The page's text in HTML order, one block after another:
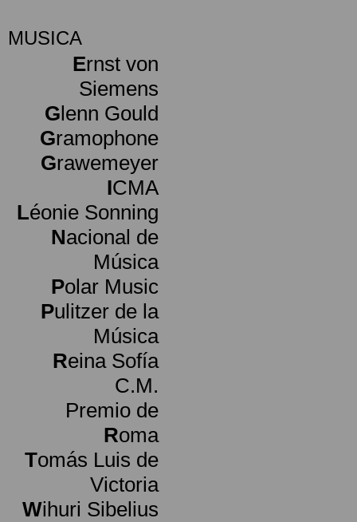
MUSICA
Ernst von
Siemens
Glenn Gould
Gramophone
Grawemeyer
ICMA
Léonie Sonning
Nacional de
Música
Polar Music
Pulitzer de la
Música
Reina Sofía
C.M.
Premio de
Roma
Tomás Luis de
Victoria
Wihuri Sibelius